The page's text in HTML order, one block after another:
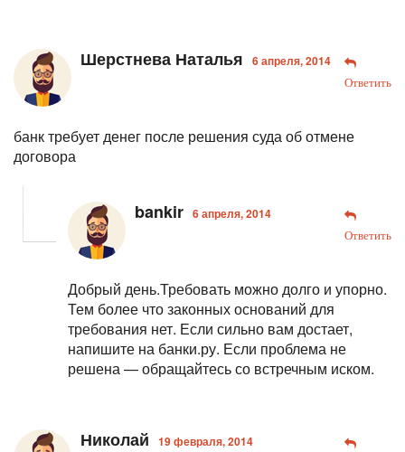
Шерстнева Наталья 6 апреля, 2014
Ответить
банк требует денег после решения суда об отмене
договора
bankir 6 апреля, 2014
Ответить
Добрый день.Требовать можно долго и упорно.
Тем более что законных оснований для
требования нет. Если сильно вам достает,
напишите на банки.ру. Если проблема не
решена — обращайтесь со встречным иском.
Николай 19 февраля, 2014